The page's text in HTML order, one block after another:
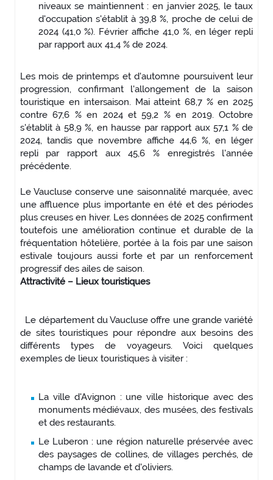
niveaux se maintiennent : en janvier 2025, le taux
d'occupation s'établit à 39,8 %, proche de celui de
2024 (41,0 %). Février affiche 41,0 %, en léger repli
par rapport aux 41,4 % de 2024.
Les mois de printemps et d'automne poursuivent leur
progression, confirmant l'allongement de la saison
touristique en intersaison. Mai atteint 68,7 % en 2025
contre 67,6 % en 2024 et 59,2 % en 2019. Octobre
s'établit à 58,9 %, en hausse par rapport aux 57,1 % de
2024, tandis que novembre affiche 44,6 %, en léger
repli par rapport aux 45,6 % enregistrés l'année
précédente.
Le Vaucluse conserve une saisonnalité marquée, avec
une affluence plus importante en été et des périodes
plus creuses en hiver. Les données de 2025 confirment
toutefois une amélioration continue et durable de la
fréquentation hôtelière, portée à la fois par une saison
estivale toujours aussi forte et par un renforcement
progressif des ailes de saison.
Attractivité – Lieux touristiques
Le département du Vaucluse offre une grande variété
de sites touristiques pour répondre aux besoins des
différents types de voyageurs. Voici quelques
exemples de lieux touristiques à visiter :
La ville d'Avignon : une ville historique avec des
monuments médiévaux, des musées, des festivals
et des restaurants.
Le Luberon : une région naturelle préservée avec
des paysages de collines, de villages perchés, de
champs de lavande et d'oliviers.